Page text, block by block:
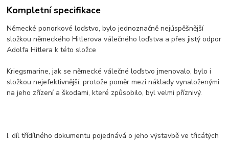
Kompletní specifikace
Německé ponorkové loďstvo, bylo jednoznačně nejúspěšnější
složkou německého Hitlerova válečného loďstva a přes jistý odpor
Adolfa Hitlera k této složce
Kriegsmarine, jak se německé válečné loďstvo jmenovalo, bylo i
složkou nejefektivnější, protože poměr mezi náklady vynaloženými
na jeho zřízení a škodami, které způsobilo, byl velmi příznivý.
I. díl třídílného dokumentu pojednává o jeho výstavbě ve třicátých